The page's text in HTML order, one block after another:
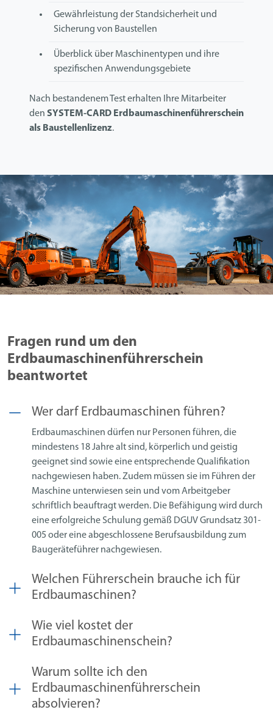
Gewährleistung der Standsicherheit und
Sicherung von Baustellen
Überblick über Maschinentypen und ihre
spezifischen Anwendungsgebiete
Nach bestandenem Test erhalten Ihre Mitarbeiter
den SYSTEM-CARD Erdbaumaschinenführerschein
als Baustellenlizenz.
Fragen rund um den
Erdbaumaschinenführerschein
beantwortet
Wer darf Erdbaumaschinen führen?
Erdbaumaschinen dürfen nur Personen führen, die
mindestens 18 Jahre alt sind, körperlich und geistig
geeignet sind sowie eine entsprechende Qualifikation
nachgewiesen haben. Zudem müssen sie im Führen der
Maschine unterwiesen sein und vom Arbeitgeber
schriftlich beauftragt werden. Die Befähigung wird durch
eine erfolgreiche Schulung gemäß DGUV Grundsatz 301-
005 oder eine abgeschlossene Berufsausbildung zum
Baugeräteführer nachgewiesen.
Welchen Führerschein brauche ich für
Erdbaumaschinen?
Wie viel kostet der
Erdbaumaschinenschein?
Warum sollte ich den
Erdbaumaschinenführerschein
absolvieren?